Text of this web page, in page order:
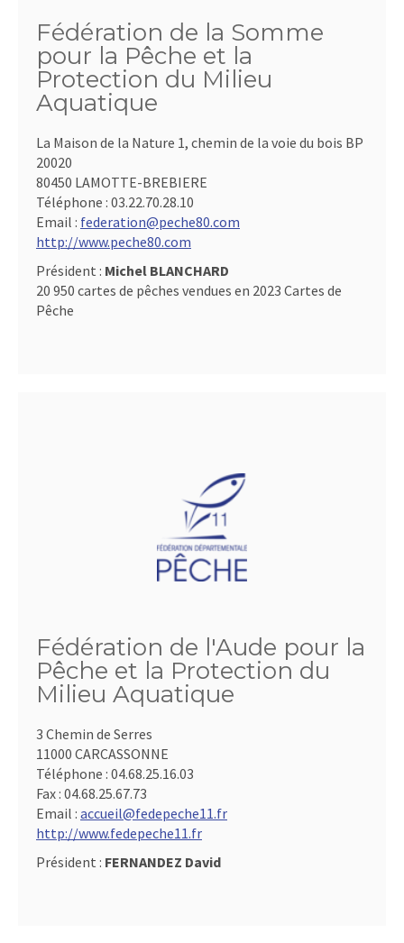
Fédération de la Somme
pour la Pêche et la
Protection du Milieu
Aquatique
La Maison de la Nature 1, chemin de la voie du bois BP
20020
80450 LAMOTTE-BREBIERE
Téléphone : 03.22.70.28.10
Email : federation@peche80.com
http://www.peche80.com
Président : Michel BLANCHARD
20 950 cartes de pêches vendues en 2023 Cartes de
Pêche
Fédération de l'Aude pour la
Pêche et la Protection du
Milieu Aquatique
3 Chemin de Serres
11000 CARCASSONNE
Téléphone : 04.68.25.16.03
Fax : 04.68.25.67.73
Email : accueil@fedepeche11.fr
http://www.fedepeche11.fr
Président : FERNANDEZ David